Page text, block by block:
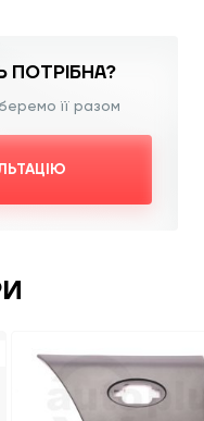
ПОТРІБНА?
її разом